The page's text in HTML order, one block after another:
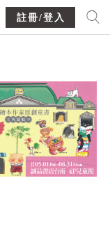
註冊/登入